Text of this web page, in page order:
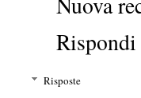
Rispondi
Risposte